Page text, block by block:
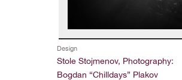
Design
Stole Stojmenov, Photography:
Bogdan “Chilldays” Plakov